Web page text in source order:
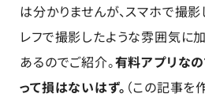
は分かりませんが、スマホで撮
レフで撮影したような雰囲気に
あるのでご紹介。有料アプリな
って損はないはず。 （この記事